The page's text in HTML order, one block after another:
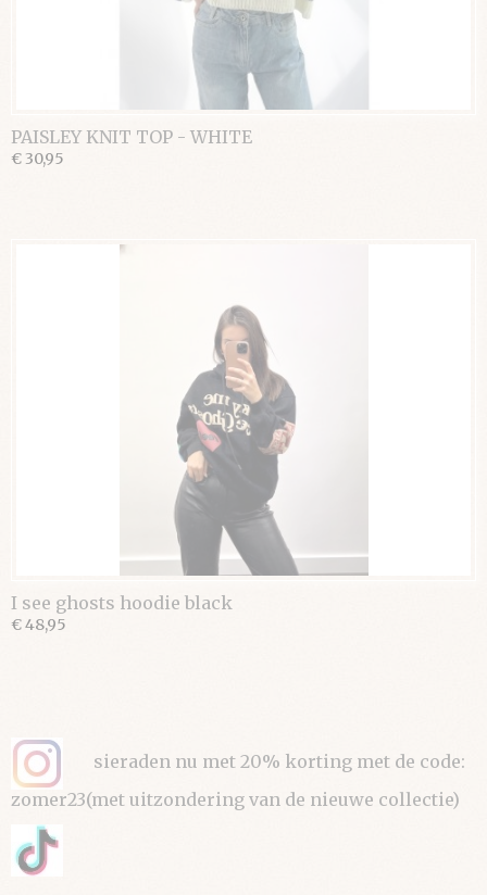
PAISLEY KNIT TOP - WHITE
€ 30,95
I see ghosts hoodie black
€ 48,95
sieraden nu met 20% korting met de code:
zomer23(met uitzondering van de nieuwe collectie)